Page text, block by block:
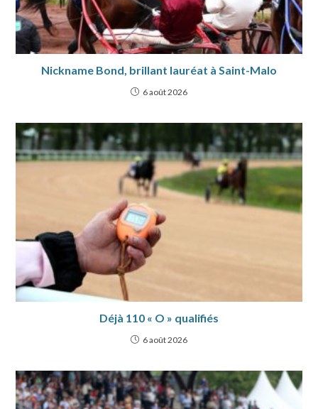
Nickname Bond, brillant lauréat à Saint-Malo
6 août 2026
Déjà 110 « O » qualifiés
6 août 2026